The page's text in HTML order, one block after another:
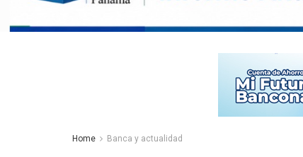
Home Banca y actualidad